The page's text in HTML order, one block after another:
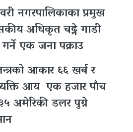
नगरपालिकाका प्रमुख
अधिकृत चढ्ने गाडी
गर्ने एक जना पक्राउ
आकार ६६ खर्ब र
आय एक हजार पाँच
अमेरिकी डलर पुग्ने